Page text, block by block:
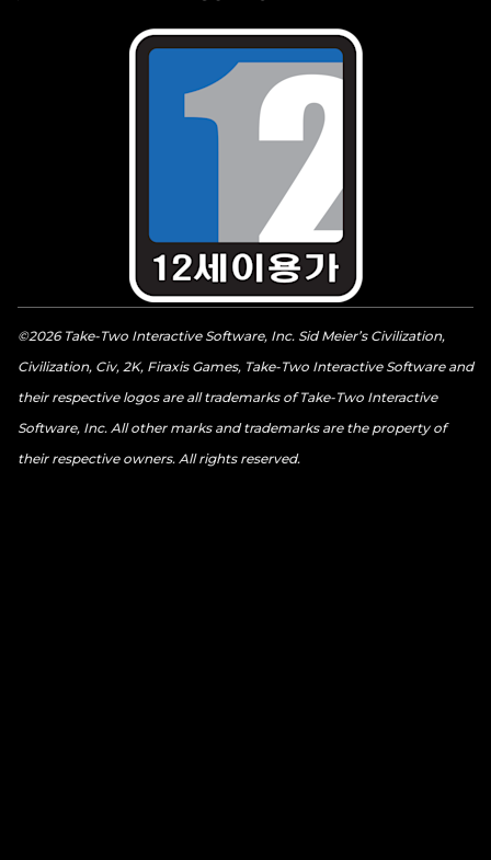
©2026 Take-Two Interactive Software, Inc. Sid Meier’s Civilization,
Civilization, Civ, 2K, Firaxis Games, Take-Two Interactive Software and
their respective logos are all trademarks of Take-Two Interactive
Software, Inc. All other marks and trademarks are the property of
their respective owners. All rights reserved.